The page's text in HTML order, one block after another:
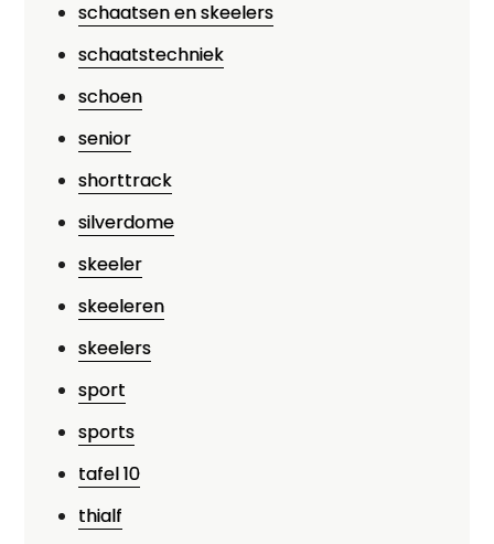
schaatsen en skeelers
schaatstechniek
schoen
senior
shorttrack
silverdome
skeeler
skeeleren
skeelers
sport
sports
tafel 10
thialf